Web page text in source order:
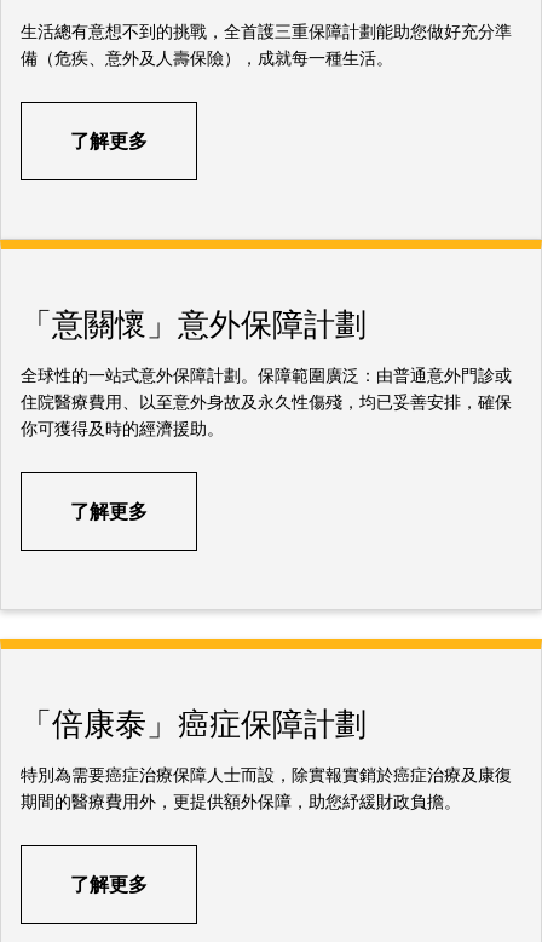
生活總有意想不到的挑戰，全首護三重保障計劃能助您做好充分準
備（危疾、意外及人壽保險），成就每一種生活。
了解更多
「意關懷」意外保障計劃
全球性的一站式意外保障計劃。保障範圍廣泛：由普通意外門診或
住院醫療費用、以至意外身故及永久性傷殘，均已妥善安排，確保
你可獲得及時的經濟援助。
了解更多
「倍康泰」癌症保障計劃
特別為需要癌症治療保障人士而設，除實報實銷於癌症治療及康復
期間的醫療費用外，更提供額外保障，助您紓緩財政負擔。
了解更多